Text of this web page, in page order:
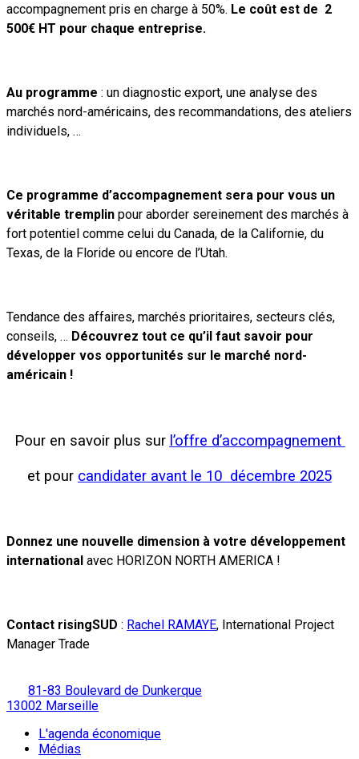
accompagnement pris en charge à 50%. Le coût est de 2
500€ HT pour chaque entreprise.
Au programme : un diagnostic export, une analyse des
marchés nord-américains, des recommandations, des ateliers
individuels, …
Ce programme d’accompagnement sera pour vous un
véritable tremplin pour aborder sereinement des marchés à
fort potentiel comme celui du Canada, de la Californie, du
Texas, de la Floride ou encore de l’Utah.
Tendance des affaires, marchés prioritaires, secteurs clés,
conseils, … Découvrez tout ce qu’il faut savoir pour
développer vos opportunités sur le marché nord-
américain !
Pour en savoir plus sur l’offre d’accompagnement
et pour candidater avant le 10 décembre 2025
Donnez une nouvelle dimension à votre développement
international avec HORIZON NORTH AMERICA !
Contact risingSUD : Rachel RAMAYE, International Project
Manager Trade
81-83 Boulevard de Dunkerque
13002 Marseille
L'agenda économique
Médias